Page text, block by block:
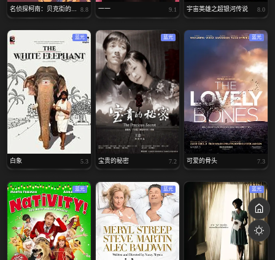
名侦探柯南：贝克街的... 8.8 一一 9.1 宇宙英雄之超银河传说 8.0
蓝光
白象 5.3
蓝光
宝贵的秘密 7.2
蓝光
可爱的骨头 7.3
蓝光 蓝光 蓝光